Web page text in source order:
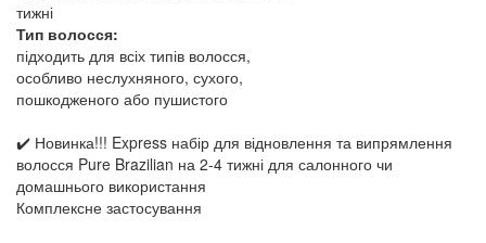
тижні
Тип волосся:
підходить для всіх типів волосся,
особливо неслухняного, сухого,
пошкодженого або пушистого
✔️ Новинка!!! Express набір для відновлення та випрямлення
волосся Pure Brazilian на 2-4 тижні для салонного чи
домашнього використання
Комплексне застосування